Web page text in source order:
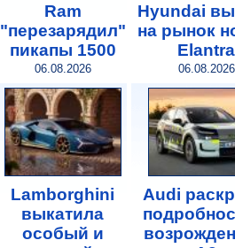
Ram
"перезарядил"
пикапы 1500
06.08.2026
Hyundai
на рынок
Elantra
06.08.2026
Lamborghini
выкатила
особый и
Audi